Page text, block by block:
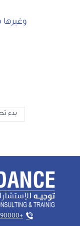
بدء
+9660580890000